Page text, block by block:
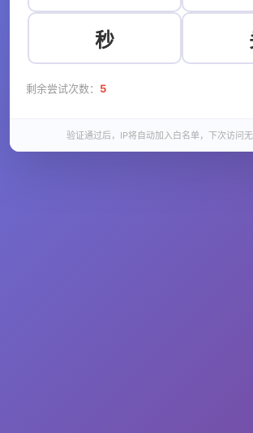
秒
剩余尝试次数： 5
验证通过后，IP将自动加入白名单，下次访问